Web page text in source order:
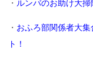
・ ルンバのお助け大掃
・ おふろ部関係者大
ト！